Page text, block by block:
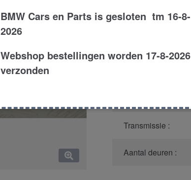
Model :
Transmissie :
Aantal deuren :
BMW Cars en Parts is gesloten tm 16-8-
2026
Webshop bestellingen worden 17-8-2026
verzonden